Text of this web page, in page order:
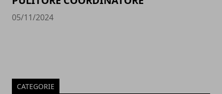
05/11/2024
CATEGORIE